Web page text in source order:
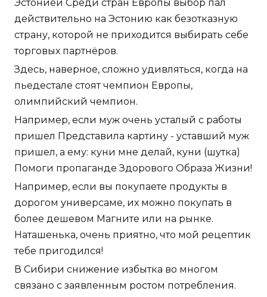
Эстонией Среди стран Европы выбор пал
действительно на Эстонию как безотказную
страну, которой не приходится выбирать себе
торговых партнёров.
Здесь, наверное, сложно удивляться, когда на
пьедестале стоят чемпион Европы,
олимпийский чемпион.
Например, если муж очень усталый с работы
пришел Представила картину - уставший муж
пришел, а ему: куни мне делай, куни (шутка)
Помоги пропаганде Здорового Образа Жизни!
Например, если вы покупаете продукты в
дорогом универсаме, их можно покупать в
более дешевом Магните или на рынке.
Наташенька, очень приятно, что мой рецептик
тебе пригодился!
В Сибири снижение избытка во многом
связано с заявленным ростом потребления.